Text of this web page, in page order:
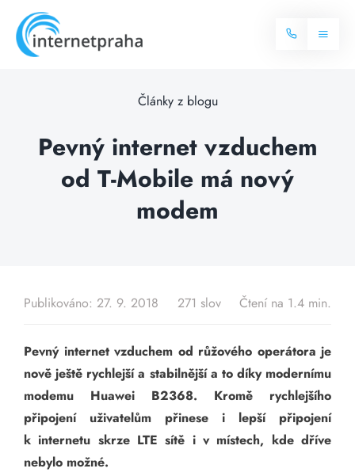
content
Toggle
Internet
Balíčky internetu
Více o internetu
Televize
Články z blogu
Pevný internet vzduchem
od T-Mobile má nový
modem
Publikováno: 27. 9. 2018 271 slov Čtení na 1.4 min.
Pevný internet vzduchem od růžového operátora je
nově ještě rychlejší a stabilnější a to díky modernímu
modemu Huawei B2368. Kromě rychlejšího
připojení uživatelům přinese i lepší připojení
k internetu skrze LTE sítě i v místech, kde dříve
nebylo možné.